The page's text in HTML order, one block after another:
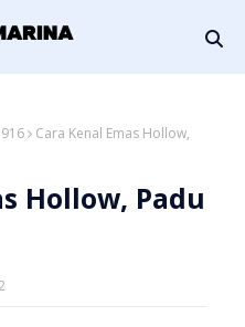
Cara Kenal Emas Hollow,
Hollow, Padu